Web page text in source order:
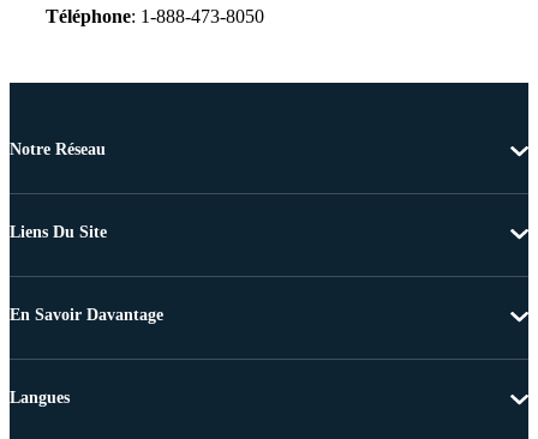
Téléphone: 1-888-473-8050
Notre Réseau
Liens Du Site
En Savoir Davantage
Langues